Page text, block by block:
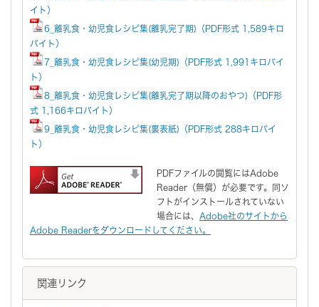
イト）
6_離乳食・幼児食レシピ集(離乳完了期)（PDF形式 1,589キロ
バイト）
7_離乳食・幼児食レシピ集(幼児期)（PDF形式 1,991キロバイ
ト）
8_離乳食・幼児食レシピ集(離乳完了期以降のおやつ)（PDF形
式 1,166キロバイト）
9_離乳食・幼児食レシピ集(裏表紙)（PDF形式 288キロバイ
ト）
PDFファイルの閲覧にはAdobe
Reader（無償）が必要です。同ソ
フトがインストールされていない
場合には、 Adobe社のサイトから
Adobe Readerをダウンロードしてください。
関連リンク